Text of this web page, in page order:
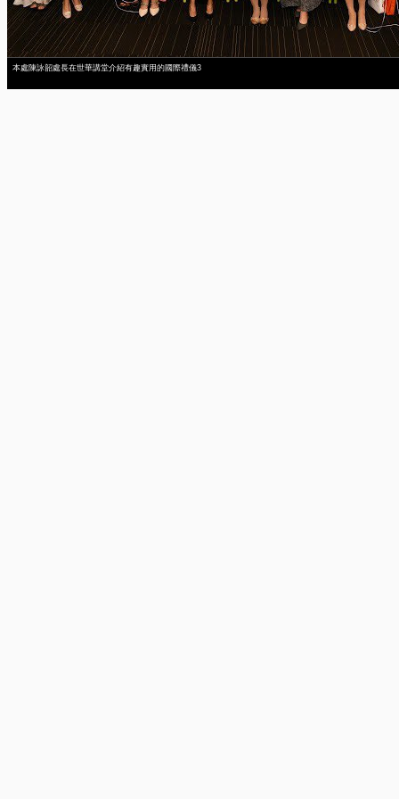
本處陳詠韶處長在世華講堂介紹有趣實用的國際禮儀3